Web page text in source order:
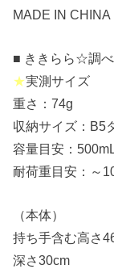
MADE IN CHINA
■ ききらら☆調べ
★実測サイズ
重さ：74g
収納サイズ：B5
容量目安：
耐荷重目安：～
（本体）
持ち手含む高さ
深さ30cm